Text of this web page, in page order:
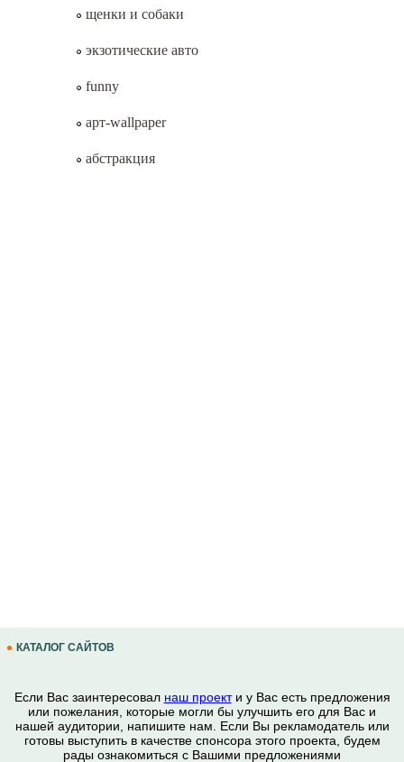
щенки и собаки
экзотические авто
funny
арт-wallpaper
абстракция
КАТАЛОГ САЙТОВ
Если Вас заинтересовал наш проекти у Вас есть предложения
или пожелания, которые могли бы улучшить его для Вас и
нашей аудитории, напишите нам. Если Вы рекламодатель или
готовы выступить в качестве спонсора этого проекта, будем
рады ознакомиться с Вашими предложениями